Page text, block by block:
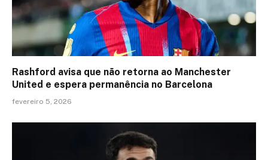
Rashford avisa que não retorna ao Manchester
United e espera permanência no Barcelona
fevereiro 5, 2026